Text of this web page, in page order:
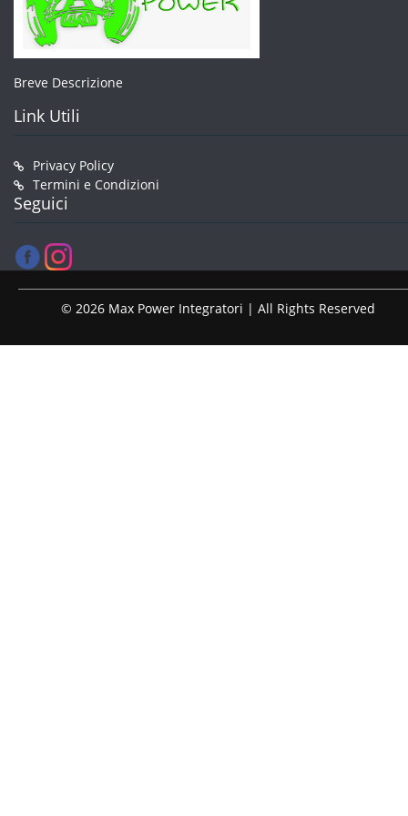
Breve Descrizione
Link Utili
Privacy Policy
Termini e Condizioni
Seguici
© 2026 Max Power Integratori | All Rights Reserved